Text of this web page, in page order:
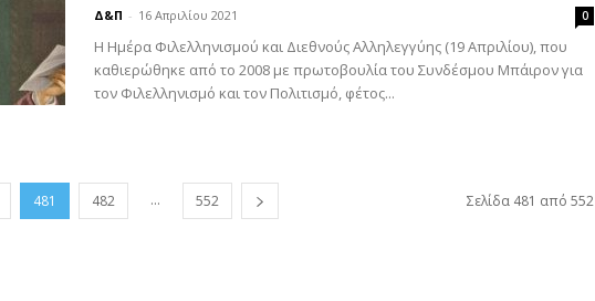
Δ&Π - 16 Απριλίου 2021 0
Η Ημέρα Φιλελληνισμού και Διεθνούς Αλληλεγγύης (19 Απριλίου), που
καθιερώθηκε από το 2008 με πρωτοβουλία του Συνδέσμου Μπάιρον για
τον Φιλελληνισμό και τον Πολιτισμό, φέτος...
481 482 ... 552 Σελίδα 481 από 552